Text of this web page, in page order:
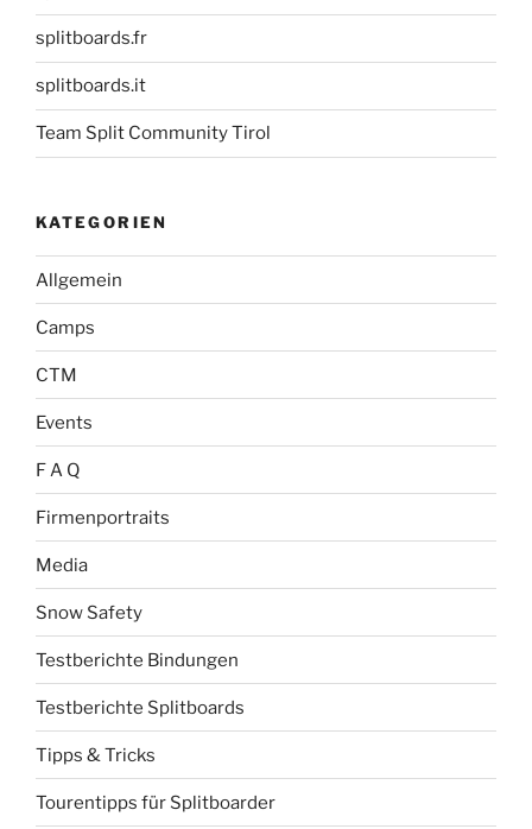
splitboards.fr
splitboards.it
Team Split Community Tirol
KATEGORIEN
Allgemein
Camps
CTM
Events
F A Q
Firmenportraits
Media
Snow Safety
Testberichte Bindungen
Testberichte Splitboards
Tipps & Tricks
Tourentipps für Splitboarder